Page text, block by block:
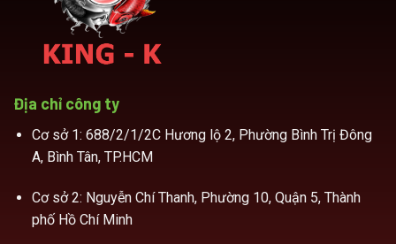
Địa chỉ công ty
Cơ sở 1: 688/2/1/2C Hương lộ 2, Phường Bình Trị Đông
A, Bình Tân, TP.HCM
Cơ sở 2: Nguyễn Chí Thanh, Phường 10, Quận 5, Thành
phố Hồ Chí Minh